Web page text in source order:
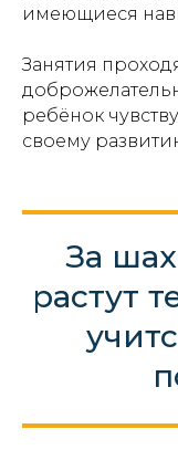
имеющиеся
Занятия
ребёнок
своему
За
растут